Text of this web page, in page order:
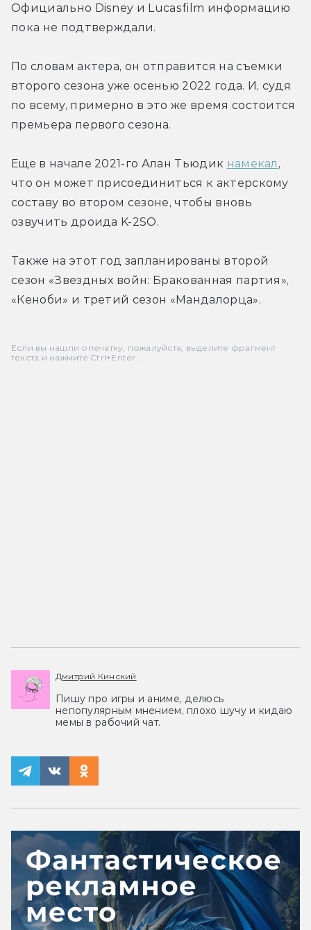
Официально Disney и Lucasfilm информацию
пока не подтверждали.
По словам актера, он отправится на съемки
второго сезона уже осенью 2022 года. И, судя
по всему, примерно в это же время состоится
премьера первого сезона.
Еще в начале 2021-го Алан Тьюдик намекал ,
что он может присоединиться к актерскому
составу во втором сезоне, чтобы вновь
озвучить дроида K-2SO.
Также на этот год запланированы второй
сезон «Звездных войн: Бракованная партия»,
«Кеноби» и третий сезон «Мандалорца».
Если вы нашли опечатку, пожалуйста, выделите фрагмент
текста и нажмите Ctrl+Enter.
Дмитрий Кинский
Пишу про игры и аниме, делюсь
непопулярным мнением, плохо шучу и кидаю
мемы в рабочий чат.